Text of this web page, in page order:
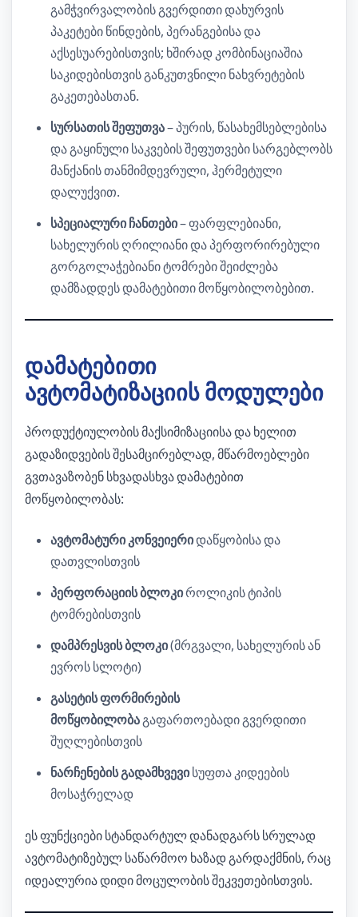
გამჭვირვალობის გვერდითი დახურვის
პაკეტები წინდების, პერანგებისა და
აქსესუარებისთვის; ხშირად კომბინაციაშია
საკიდებისთვის განკუთვნილი ნახვრეტების
გაკეთებასთან.
სურსათის შეფუთვა– პურის, წასახემსებლებისა
და გაყინული საკვების შეფუთვები სარგებლობს
მანქანის თანმიმდევრული, ჰერმეტული
დალუქვით.
სპეციალური ჩანთები– ფარფლებიანი,
სახელურის ღრილიანი და პერფორირებული
გორგოლაჭებიანი ტომრები შეიძლება
დამზადდეს დამატებითი მოწყობილობებით.
დამატებითი
ავტომატიზაციის მოდულები
პროდუქტიულობის მაქსიმიზაციისა და ხელით
გადაზიდვების შესამცირებლად, მწარმოებლები
გვთავაზობენ სხვადასხვა დამატებით
მოწყობილობას:
ავტომატური კონვეიერიდაწყობისა და
დათვლისთვის
პერფორაციის ბლოკიროლიკის ტიპის
ტომრებისთვის
დამპრესვის ბლოკი(მრგვალი, სახელურის ან
ევროს სლოტი)
გასეტის ფორმირების
მოწყობილობაგაფართოებადი გვერდითი
შუღლებისთვის
ნარჩენების გადამხვევისუფთა კიდეების
მოსაჭრელად
ეს ფუნქციები სტანდარტულ დანადგარს სრულად
ავტომატიზებულ საწარმოო ხაზად გარდაქმნის, რაც
იდეალურია დიდი მოცულობის შეკვეთებისთვის.